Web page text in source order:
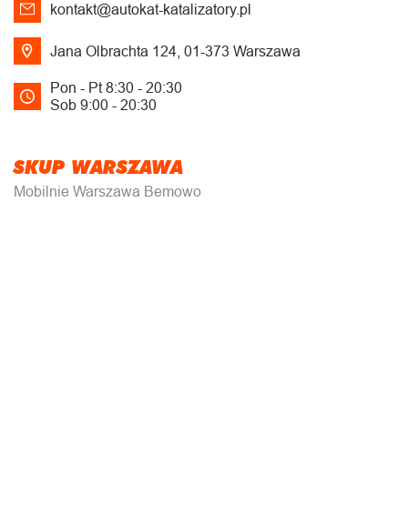
kontakt@autokat-katalizatory.pl
Jana Olbrachta 124, 01-373 Warszawa
Pon - Pt 8:30 - 20:30
Sob 9:00 - 20:30
SKUP WARSZAWA
Mobilnie Warszawa Bemowo